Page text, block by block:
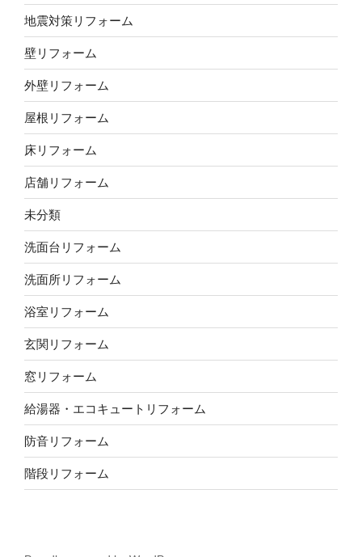
地震対策リフォーム
壁リフォーム
外壁リフォーム
屋根リフォーム
床リフォーム
店舗リフォーム
未分類
洗面台リフォーム
洗面所リフォーム
浴室リフォーム
玄関リフォーム
窓リフォーム
給湯器・エコキュートリフォーム
防音リフォーム
階段リフォーム